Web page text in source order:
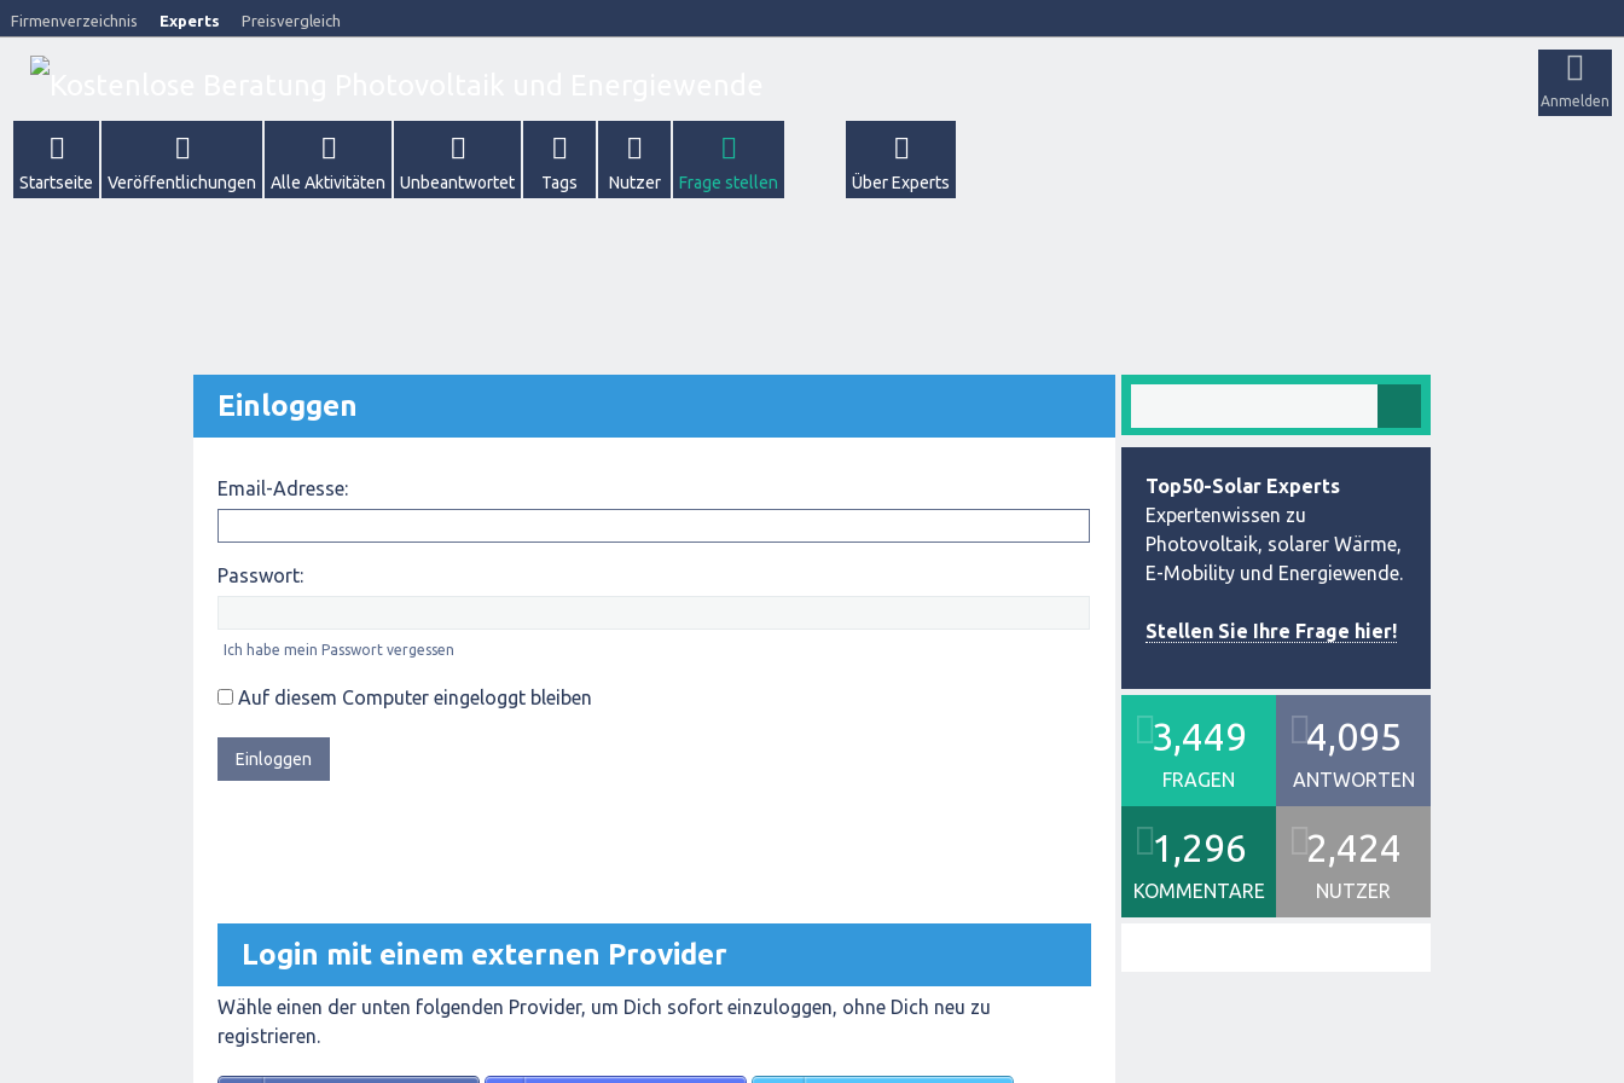
Firmenverzeichnis Experts Preisvergleich
Anmelden
Startseite Veröffentlichungen Alle Aktivitäten Unbeantwortet Tags Nutzer Frage stellen Über Experts
Einloggen
Email-Adresse:
Passwort:
Ich habe mein Passwort vergessen
Auf diesem Computer eingeloggt bleiben
Login mit einem externen Provider
Wähle einen der unten folgenden Provider, um Dich sofort einzuloggen, ohne Dich neu zu
registrieren.
Top50-Solar Experts
Expertenwissen zu
Photovoltaik, solarer Wärme,
E-Mobility und Energiewende.
Stellen Sie Ihre Frage hier!
3,449
FRAGEN
4,095
ANTWORTEN
1,296
KOMMENTARE
2,424
NUTZER